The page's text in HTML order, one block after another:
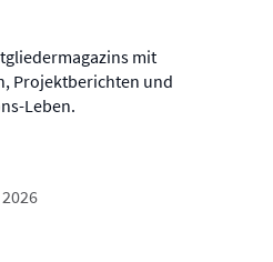
mit
Projektberichten und
Leben.